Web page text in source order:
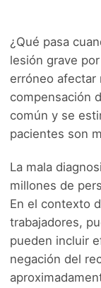
¿Qué pasa
lesión grave
erróneo afectar
compensación
común y se
pacientes son
La mala
millones de
En el contexto
trabajadores,
pueden incluir
negación del